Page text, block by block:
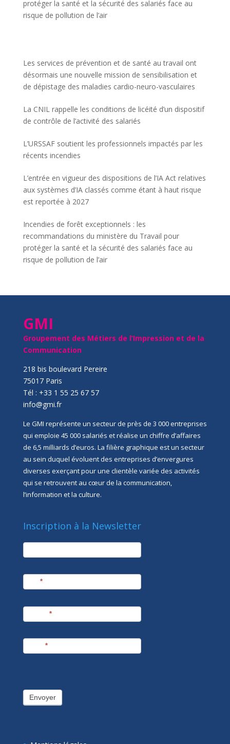
protéger la santé et la sécurité des salariés face au
risque de pollution de l’air
Les services de prévention et de santé au travail ont
désormais une nouvelle mission de sensibilisation et
de dépistage des maladies cardio-neuro-vasculaires
La CNIL rappelle les conditions de licéité d’un dispositif
de contrôle de l’activité des salariés
L’URSSAF soutient les professionnels impactés par les
récents incendies
L’entrée en vigueur des dispositions de l’IA Act relatives
aux systèmes d’IA classés comme étant à haut risque
est reportée à 2027
Incendies de forêt exceptionnels : les
recommandations du ministère du Travail pour
protéger la santé et la sécurité des salariés face au
risque de pollution de l’air
GMI
Groupement des Métiers de l’Impression et de la
Communication
218 bis boulevard Pereire
75017 Paris
Tél : +33 1 55 25 67 57
info@gmi.fr
Le GMI représente un secteur de près de 3 000 entreprises
qui emploie 45 000 salariés et réalise un chiffre d’affaires
de 6,5 milliards d’euros. La filière graphique est un secteur
au sein duquel évoluent des entreprises d’envergures
diverses exerçant pour une clientèle variée des activités
qui se retrouvent au cœur de la communication,
l’information et la culture.
Inscription à la Newsletter
newsletter
*
*
*
Envoyer